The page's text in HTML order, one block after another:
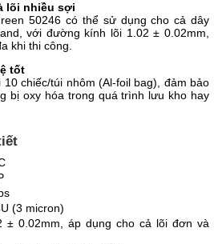
lõi nhiều sợi
50246 có thể sử dụng cho cả dây
với đường kính lõi 1.02 ± 0.02mm,
khi thi công.
tốt
chiếc/túi nhôm (Al-foil bag), đảm bảo
bị oxy hóa trong quá trình lưu kho hay
(3 micron)
± 0.02mm, áp dụng cho cả lõi đơn và